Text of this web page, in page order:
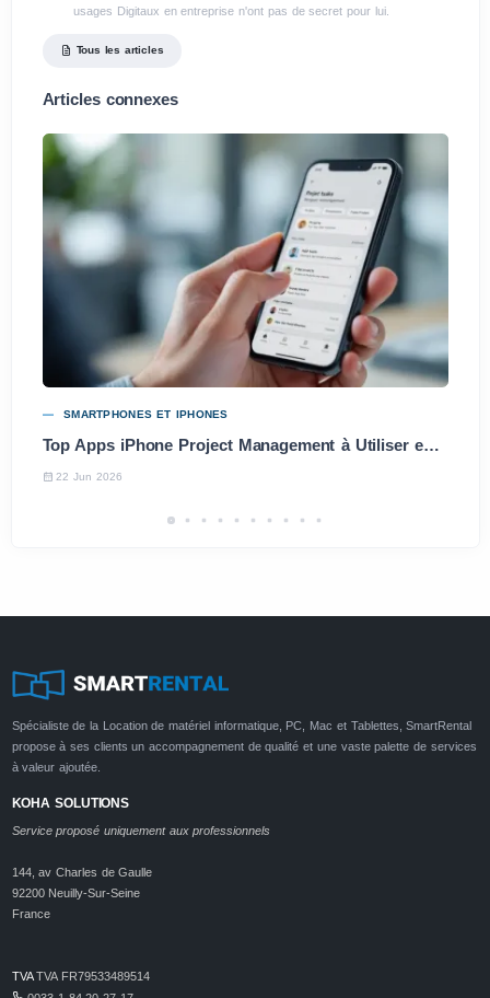
usages Digitaux en entreprise n'ont pas de secret pour lui.
Tous les articles
Articles connexes
SMARTPHONES ET IPHONES
Top Apps iPhone Project Management à Utiliser en 2025
22 Jun 2026
Spécialiste de la Location de matériel informatique, PC, Mac et Tablettes, SmartRental
propose à ses clients un accompagnement de qualité et une vaste palette de services
à valeur ajoutée.
KOHA SOLUTIONS
Service proposé uniquement aux professionnels
144, av Charles de Gaulle
92200 Neuilly-Sur-Seine
France
TVATVA FR79533489514